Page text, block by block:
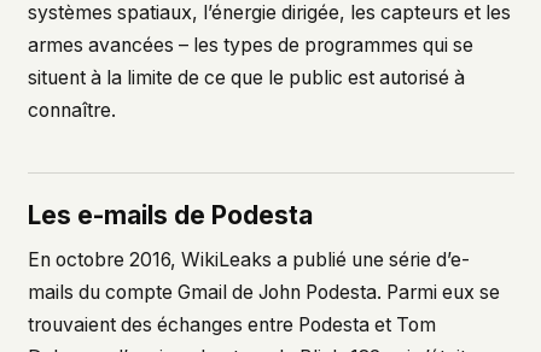
systèmes spatiaux, l’énergie dirigée, les capteurs et les
armes avancées – les types de programmes qui se
situent à la limite de ce que le public est autorisé à
connaître.
Les e-mails de Podesta
En octobre 2016, WikiLeaks a publié une série d’e-
mails du compte Gmail de John Podesta. Parmi eux se
trouvaient des échanges entre Podesta et Tom